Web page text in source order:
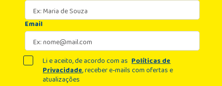
Email
Li e aceito, de acordo com as Políticas de
Privacidade, receber e-mails com ofertas e
atualizações